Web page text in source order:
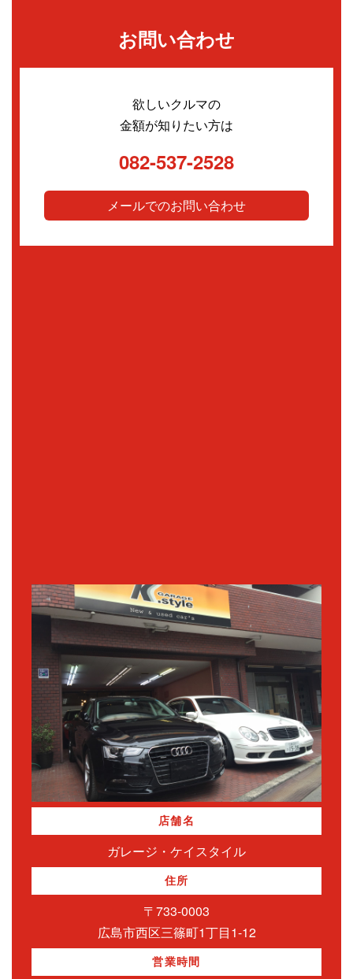
お問い合わせ
欲しいクルマの
金額が知りたい方は
082-537-2528
メールでのお問い合わせ
店舗名
ガレージ・ケイスタイル
住所
〒733-0003
広島市西区三篠町1丁目1-12
営業時間